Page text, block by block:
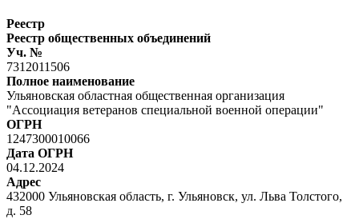
Реестр
Реестр общественных объединений
Уч. №
7312011506
Полное наименование
Ульяновская областная общественная организация
"Ассоциация ветеранов специальной военной операции"
ОГРН
1247300010066
Дата ОГРН
04.12.2024
Адрес
432000 Ульяновская область, г. Ульяновск, ул. Льва Толстого,
д. 58